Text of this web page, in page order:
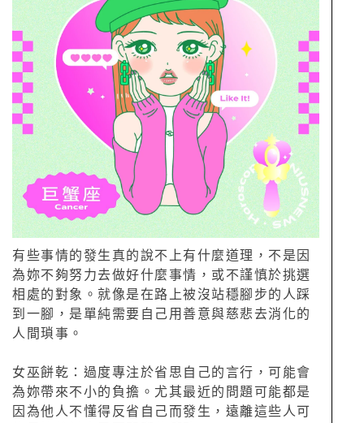
有些事情的發生真的說不上有什麼道理，不是因
為妳不夠努力去做好什麼事情，或不謹慎於挑選
相處的對象。就像是在路上被沒站穩腳步的人踩
到一腳，是單純需要自己用善意與慈悲去消化的
人間瑣事。
女巫餅乾：過度專注於省思自己的言行，可能會
為妳帶來不小的負擔。尤其最近的問題可能都是
因為他人不懂得反省自己而發生，遠離這些人可